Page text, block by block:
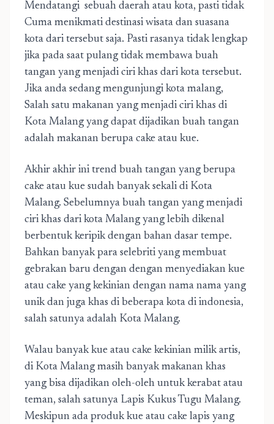
Mendatangi sebuah daerah atau kota, pasti tidak
Cuma menikmati destinasi wisata dan suasana
kota dari tersebut saja. Pasti rasanya tidak lengkap
jika pada saat pulang tidak membawa buah
tangan yang menjadi ciri khas dari kota tersebut.
Jika anda sedang mengunjungi kota malang,
Salah satu makanan yang menjadi ciri khas di
Kota Malang yang dapat dijadikan buah tangan
adalah makanan berupa cake atau kue.
Akhir akhir ini trend buah tangan yang berupa
cake atau kue sudah banyak sekali di Kota
Malang. Sebelumnya buah tangan yang menjadi
ciri khas dari kota Malang yang lebih dikenal
berbentuk keripik dengan bahan dasar tempe.
Bahkan banyak para selebriti yang membuat
gebrakan baru dengan dengan menyediakan kue
atau cake yang kekinian dengan nama nama yang
unik dan juga khas di beberapa kota di indonesia,
salah satunya adalah Kota Malang.
Walau banyak kue atau cake kekinian milik artis,
di Kota Malang masih banyak makanan khas
yang bisa dijadikan oleh-oleh untuk kerabat atau
teman, salah satunya Lapis Kukus Tugu Malang.
Meskipun ada produk kue atau cake lapis yang